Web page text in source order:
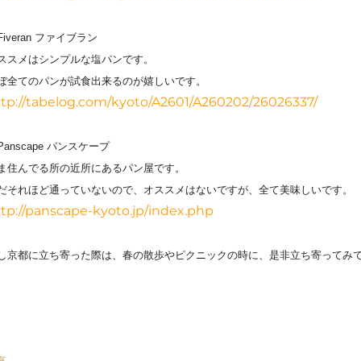
ファイブラン
スメはシンプルな塩パンです。
全てのパンが試食出来るのが嬉しいです。
tabelog.com/kyoto/A2601/A260202/26026337/
パンスケープ
住んでる所の近所にあるパン屋です。
それほど通っていないので、オススメはないですが、全て美味しいです。
panscape-kyoto.jp/index.php
京都に立ち寄った際は、春の散歩やピクニックの時に、是非立ち寄ってみ